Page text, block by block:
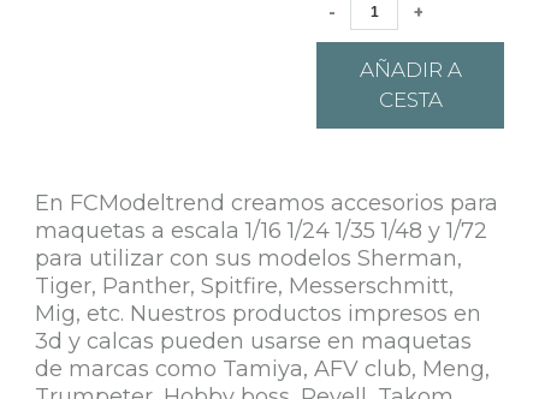
- +
AÑADIR A
CESTA
En FCModeltrend creamos accesorios para
maquetas a escala 1/16 1/24 1/35 1/48 y 1/72
para utilizar con sus modelos Sherman,
Tiger, Panther, Spitfire, Messerschmitt,
Mig, etc. Nuestros productos impresos en
3d y calcas pueden usarse en maquetas
de marcas como Tamiya, AFV club, Meng,